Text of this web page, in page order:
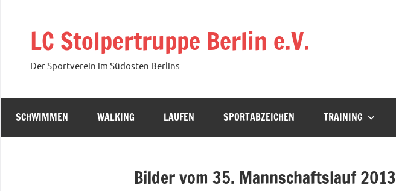
LC Stolpertruppe Berlin e.V.
Der Sportverein im Südosten Berlins
SCHWIMMEN WALKING LAUFEN SPORTABZEICHEN TRAINING
Bilder vom 35. Mannschaftslauf 2013